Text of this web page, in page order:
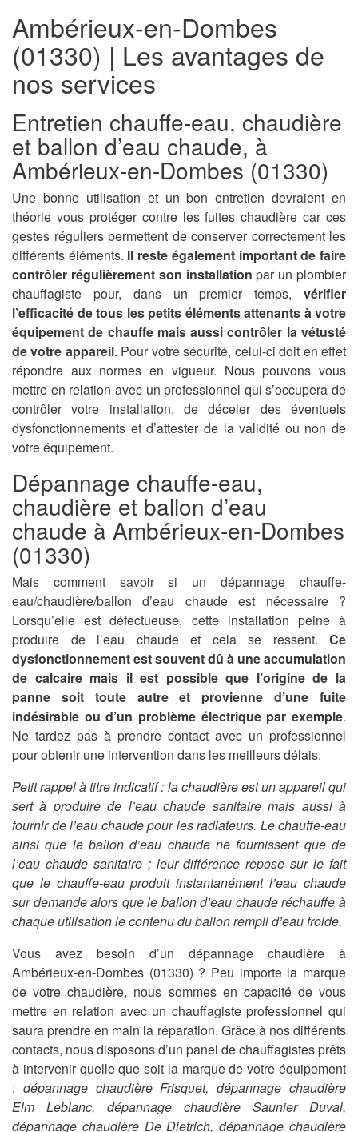
Ambérieux-en-Dombes
(01330) | Les avantages de
nos services
Entretien chauffe-eau, chaudière
et ballon d’eau chaude, à
Ambérieux-en-Dombes (01330)
Une bonne utilisation et un bon entretien devraient en
théorie vous protéger contre les fuites chaudière car ces
gestes réguliers permettent de conserver correctement les
différents éléments. Il reste également important de faire
contrôler régulièrement son installation par un plombier
chauffagiste pour, dans un premier temps, vérifier
l’efficacité de tous les petits éléments attenants à votre
équipement de chauffe mais aussi contrôler la vétusté
de votre appareil. Pour votre sécurité, celui-ci doit en effet
répondre aux normes en vigueur. Nous pouvons vous
mettre en relation avec un professionnel qui s’occupera de
contrôler votre installation, de déceler des éventuels
dysfonctionnements et d’attester de la validité ou non de
votre équipement.
Dépannage chauffe-eau,
chaudière et ballon d’eau
chaude à Ambérieux-en-Dombes
(01330)
Mais comment savoir si un dépannage chauffe-
eau/chaudière/ballon d’eau chaude est nécessaire ?
Lorsqu’elle est défectueuse, cette installation peine à
produire de l’eau chaude et cela se ressent. Ce
dysfonctionnement est souvent dû à une accumulation
de calcaire mais il est possible que l’origine de la
panne soit toute autre et provienne d’une fuite
indésirable ou d’un problème électrique par exemple.
Ne tardez pas à prendre contact avec un professionnel
pour obtenir une intervention dans les meilleurs délais.
Petit rappel à titre indicatif : la chaudière est un appareil qui
sert à produire de l’eau chaude sanitaire mais aussi à
fournir de l’eau chaude pour les radiateurs. Le chauffe-eau
ainsi que le ballon d’eau chaude ne fournissent que de
l’eau chaude sanitaire ; leur différence repose sur le fait
que le chauffe-eau produit instantanément l’eau chaude
sur demande alors que le ballon d’eau chaude réchauffe à
chaque utilisation le contenu du ballon rempli d’eau froide.
Vous avez besoin d’un dépannage chaudière à
Ambérieux-en-Dombes (01330) ? Peu importe la marque
de votre chaudière, nous sommes en capacité de vous
mettre en relation avec un chauffagiste professionnel qui
saura prendre en main la réparation. Grâce à nos différents
contacts, nous disposons d’un panel de chauffagistes prêts
à intervenir quelle que soit la marque de votre équipement
: dépannage chaudière Frisquet, dépannage chaudière
Elm Leblanc, dépannage chaudière Saunier Duval,
dépannage chaudière De Dietrich, dépannage chaudière